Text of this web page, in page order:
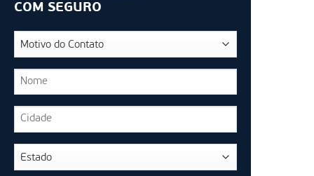
COM SEGURO